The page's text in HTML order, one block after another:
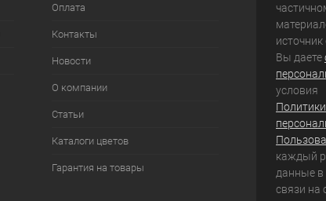
Оплата
Контакты
Новости
О компании
Статьи
Каталоги цветов
Гарантия на товары
Вы даете
условия
каждый
данные
связи на